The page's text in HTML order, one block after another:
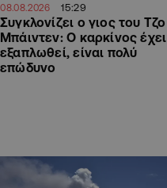
08.08.2026 15:29
Συγκλονίζει ο γιος του Τζο
Μπάιντεν: Ο καρκίνος έχει
εξαπλωθεί, είναι πολύ
επώδυνο